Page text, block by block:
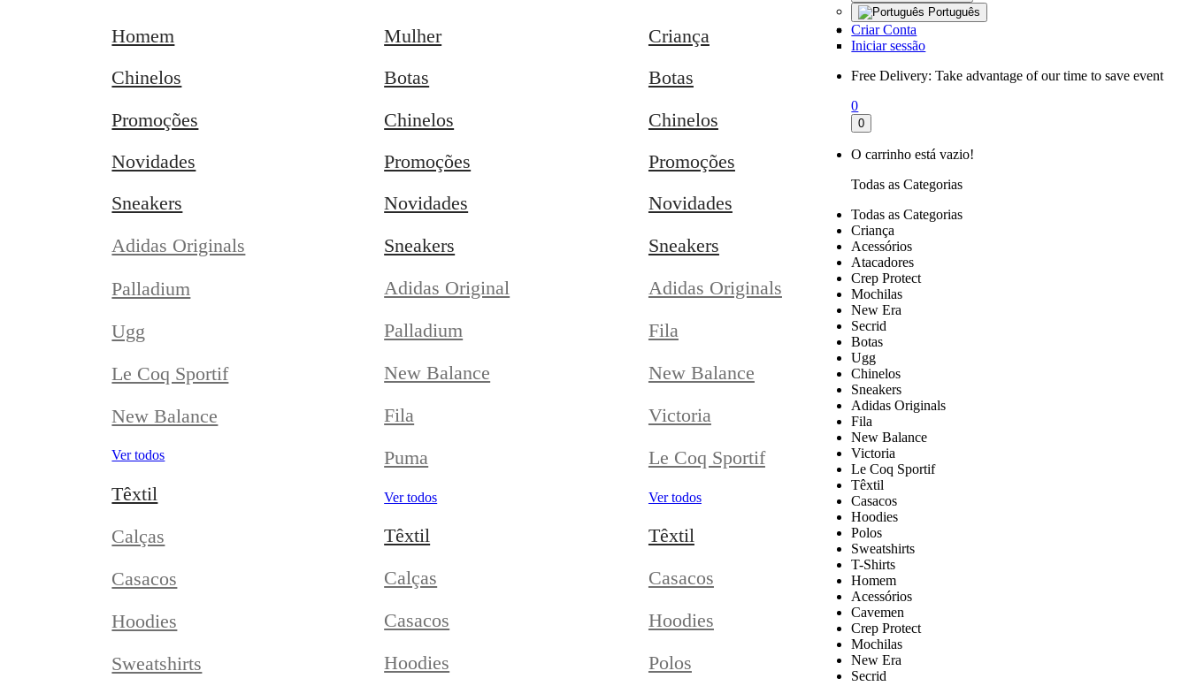
Homem
Chinelos
Promoções
Novidades
Sneakers
Adidas Originals
Palladium
Ugg
Le Coq Sportif
New Balance
Ver todos
Têxtil
Calças
Casacos
Hoodies
Sweatshirts
Mulher
Botas
Chinelos
Promoções
Novidades
Sneakers
Adidas Original
Palladium
New Balance
Fila
Puma
Ver todos
Têxtil
Calças
Casacos
Hoodies
Criança
Botas
Chinelos
Promoções
Novidades
Sneakers
Adidas Originals
Fila
New Balance
Victoria
Le Coq Sportif
Ver todos
Têxtil
Casacos
Hoodies
Polos
Português
Criar Conta
Iniciar sessão
Free Delivery: Take advantage of our time to save event
0
0
O carrinho está vazio!
Todas as Categorias
Todas as Categorias
Criança
Acessórios
Atacadores
Crep Protect
Mochilas
New Era
Secrid
Botas
Ugg
Chinelos
Sneakers
Adidas Originals
Fila
New Balance
Victoria
Le Coq Sportif
Têxtil
Casacos
Hoodies
Polos
Sweatshirts
T-Shirts
Homem
Acessórios
Cavemen
Crep Protect
Mochilas
New Era
Secrid